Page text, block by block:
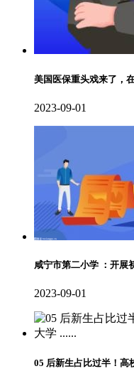
美国医保重头戏来了，
2023-09-01
咸宁市第二小学 ：开展
2023-09-01
05 后新生占比过半！高